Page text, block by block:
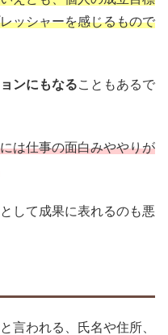
ッシャーを感じるもので
ンにもなることもあるで
は仕事の面白みややりが
して成果に表れるのも悪
言われる、氏名や住所、